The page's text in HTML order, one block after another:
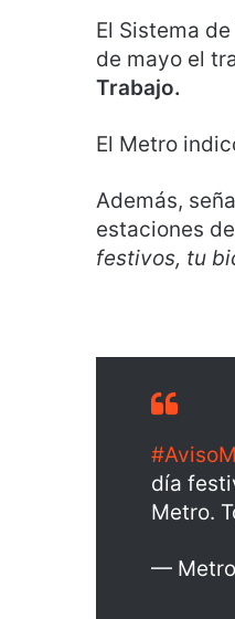
El Sistema
de mayo el
Trabajo.
El Metro
Además,
estaciones
festivos, tu
día
Metro.
—